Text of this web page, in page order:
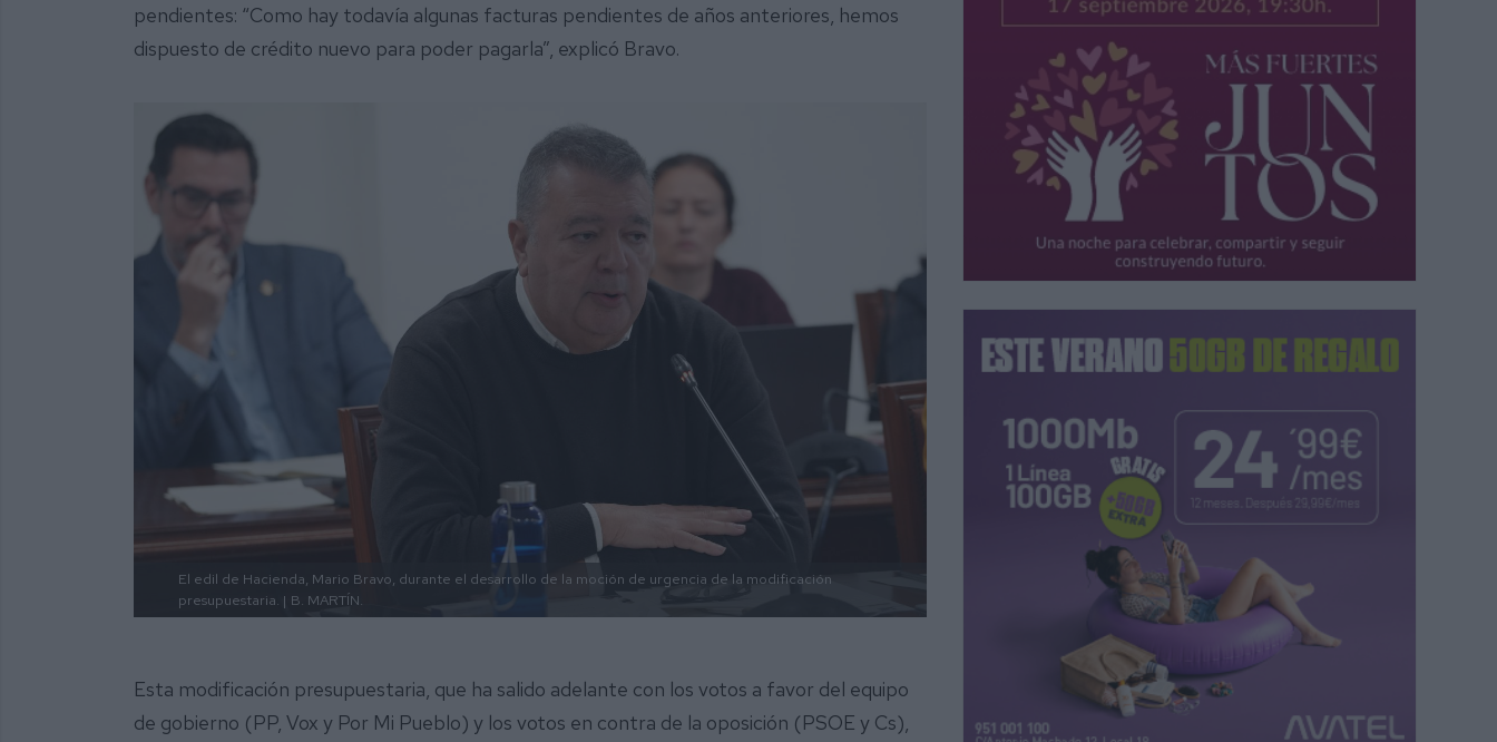
pendientes: “Como hay todavía algunas facturas pendientes de años anteriores, hemos
dispuesto de crédito nuevo para poder pagarla”, explicó Bravo.
El edil de Hacienda, Mario Bravo, durante el desarrollo de la moción de urgencia de la modificación
presupuestaria. | B. MARTÍN.
Esta modificación presupuestaria, que ha salido adelante con los votos a favor del equipo
de gobierno (PP, Vox y Por Mi Pueblo) y los votos en contra de la oposición (PSOE y Cs),